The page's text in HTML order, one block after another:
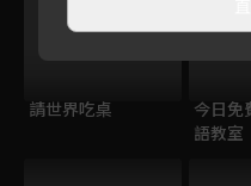
請世界吃桌
今日免
語教室